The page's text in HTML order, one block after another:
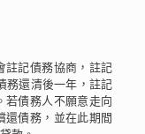
註記債務協商，註記
務還清後一年，註記
若債務人不願意走向
還債務，並在此期間